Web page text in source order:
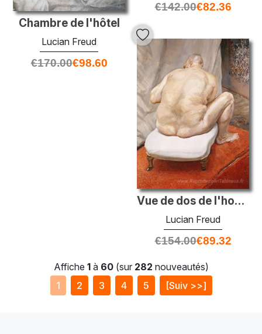
€142.00€82.36
Chambre de l'hôtel
Lucian Freud
€170.00€98.60
Vue de dos de l'homme nu
Lucian Freud
€154.00€89.32
Affiche 1à 60(sur 282 nouveautés)
1
2 3 4 5 [Suiv >>]